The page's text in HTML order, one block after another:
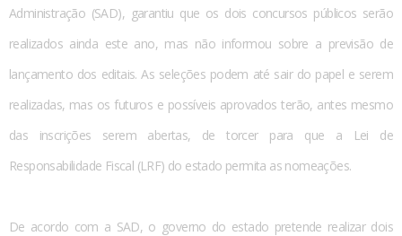
Administração (SAD), garantiu que os dois concursos públicos serão
realizados ainda este ano, mas não informou sobre a previsão de
lançamento dos editais. As seleções podem até sair do papel e serem
realizadas, mas os futuros e possíveis aprovados terão, antes mesmo
das inscrições serem abertas, de torcer para que a Lei de
Responsabilidade Fiscal (LRF) do estado permita as nomeações.
De acordo com a SAD, o governo do estado pretende realizar dois